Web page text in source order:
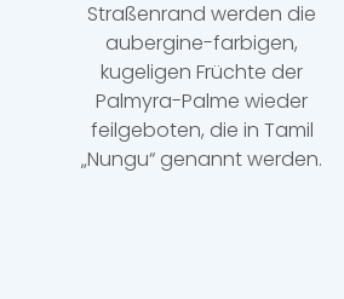
Straßenrand werden die
aubergine-farbigen,
kugeligen Früchte der
Palmyra-Palme wieder
feilgeboten, die in Tamil
„Nungu“ genannt werden.